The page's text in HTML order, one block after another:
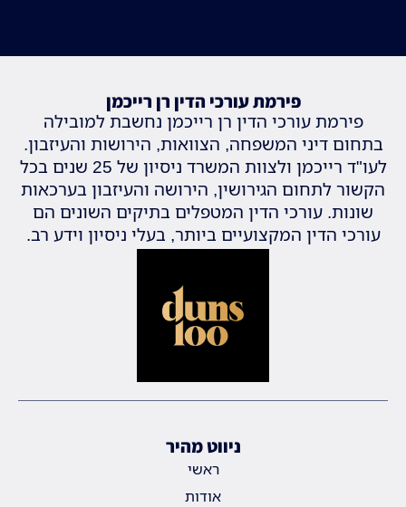
פירמת עורכי הדין רן רייכמן
פירמת עורכי הדין רן רייכמן נחשבת למובילה
בתחום דיני המשפחה, הצוואות, הירושות והעיזבון.
לעו"ד רייכמן ולצוות המשרד ניסיון של 25 שנים בכל
הקשור לתחום הגירושין, הירושה והעיזבון בערכאות
שונות. עורכי הדין המטפלים בתיקים השונים הם
עורכי הדין המקצועיים ביותר, בעלי ניסיון וידע רב.
ניווט מהיר
ראשי
אודות